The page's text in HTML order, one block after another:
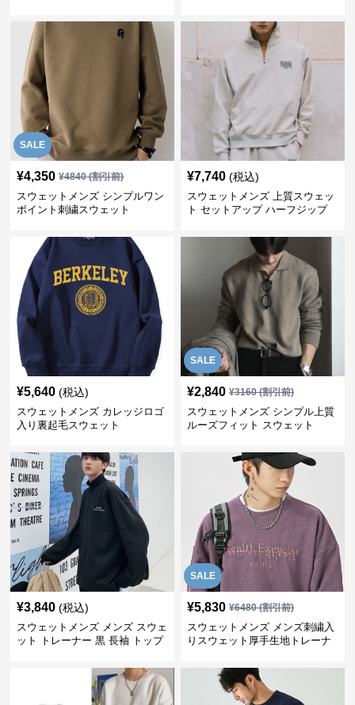
SALE
¥4,350 ¥4840(割引前)
スウェットメンズ シンプルワン
ポイント刺繍スウェット
¥7,740 (税込)
スウェットメンズ 上質スウェッ
ト セットアップ ハーフジップ
¥5,640 (税込)
スウェットメンズ カレッジロゴ
入り裏起毛スウェット
SALE
¥2,840 ¥3160(割引前)
スウェットメンズ シンプル上質
ルーズフィット スウェット
¥3,840 (税込)
スウェットメンズ メンズ スウェ
ット トレーナー 黒 長袖 トップ
SALE
¥5,830 ¥6480(割引前)
スウェットメンズ メンズ刺繍入
りスウェット厚手生地トレーナ